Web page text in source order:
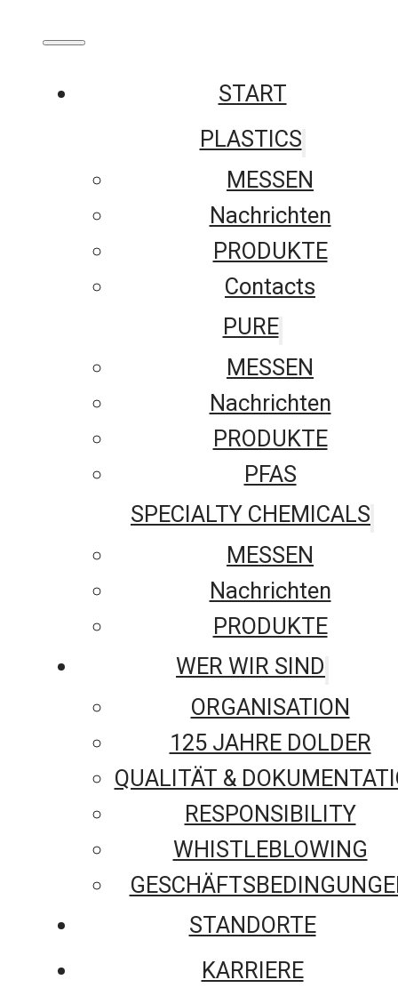
START
PLASTICS
MESSEN
Nachrichten
PRODUKTE
Contacts
PURE
MESSEN
Nachrichten
PRODUKTE
PFAS
SPECIALTY CHEMICALS
MESSEN
Nachrichten
PRODUKTE
WER WIR SIND
ORGANISATION
125 JAHRE DOLDER
QUALITÄT &
RESPONSIBILITY
WHISTLEBLOWING
STANDORTE
KARRIERE